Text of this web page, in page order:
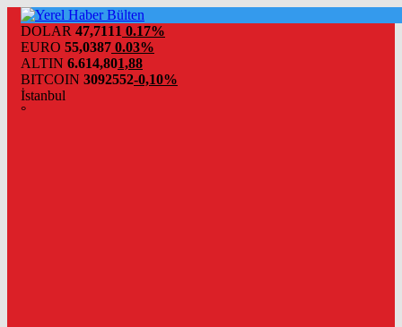
DOLAR 47,7111 0.17%
EURO 55,0387 0.03%
ALTIN 6.614,801,88
BITCOIN 3092552-0,10%
İstanbul
°